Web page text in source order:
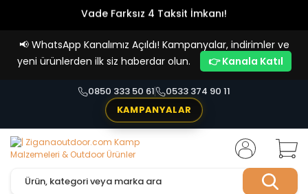
Vade Farksız 4 Taksit İmkanı!
📢 WhatsApp Kanalımız Açıldı! Kampanyalar, indirimler ve
yeni ürünlerden ilk siz haberdar olun.
👉 Kanala Katıl
0850 333 50 61
0533 374 90 11
KAMPANYALAR